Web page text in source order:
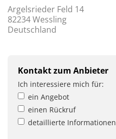
Argelsrieder Feld 14
82234 Wessling
Deutschland
Kontakt zum Anbieter
Ich interessiere mich für:
ein Angebot
einen Rückruf
detaillierte Informationen